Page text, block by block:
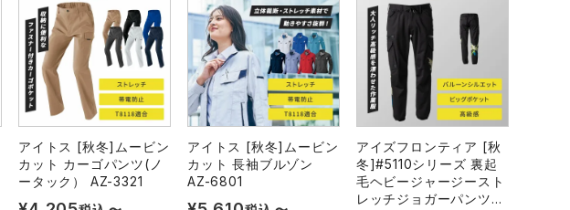
アイトス [秋冬]ムービン
カット カーゴパンツ(ノ
ータック） AZ-3321
アイトス [秋冬]ムービン
カット 長袖ブルゾン
AZ-6801
アイズフロンティア [秋
冬]#5110シリーズ 裏起
毛ヘビージャージースト
レッチジョガーパンツ